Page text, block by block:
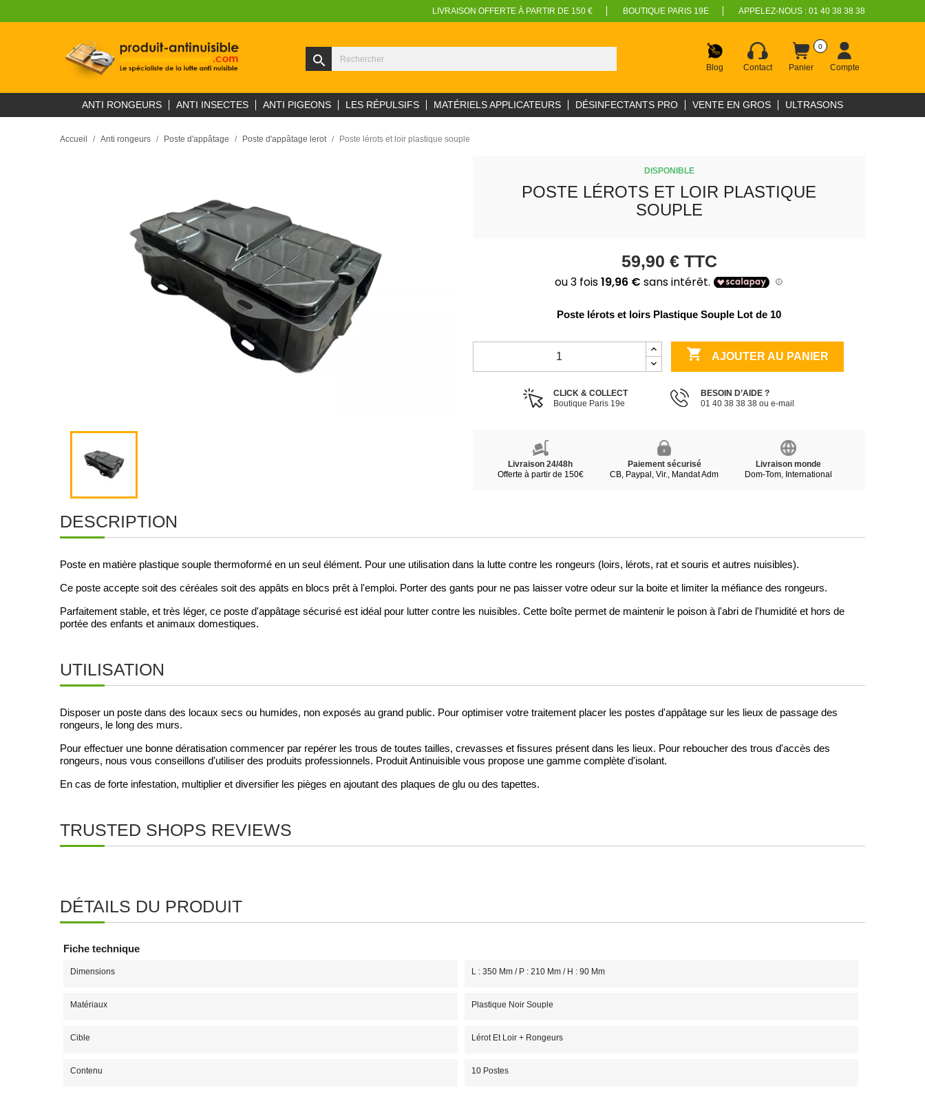
LIVRAISON OFFERTE À PARTIR DE 150 € BOUTIQUE PARIS 19E APPELEZ-NOUS : 01 40 38 38 38
search Blog Contact Panier
0
Compte
ANTI RONGEURS ANTI INSECTES ANTI PIGEONS LES RÉPULSIFS MATÉRIELS APPLICATEURS DÉSINFECTANTS PRO VENTE EN GROS ULTRASONS
Accueil Anti rongeurs Poste d'appâtage Poste d'appâtage lerot Poste lérots et loir plastique souple
DISPONIBLE
POSTE LÉROTS ET LOIR PLASTIQUE
SOUPLE
59,90 € TTC
Poste lérots et loirs Plastique Souple Lot de 10
 AJOUTER AU PANIER
CLICK & COLLECT
Boutique Paris 19e
BESOIN D’AIDE ?
01 40 38 38 38 ou e-mail
Livraison 24/48h
Offerte à partir de 150€
Paiement sécurisé
CB, Paypal, Vir., Mandat Adm
Livraison monde
Dom-Tom, International
DESCRIPTION
Poste en matière plastique souple thermoformé en un seul élément. Pour une utilisation dans la lutte contre les rongeurs (loirs, lérots, rat et souris et autres nuisibles).
Ce poste accepte soit des céréales soit des appâts en blocs prêt à l'emploi. Porter des gants pour ne pas laisser votre odeur sur la boite et limiter la méfiance des rongeurs.
Parfaitement stable, et très léger, ce poste d'appâtage sécurisé est idéal pour lutter contre les nuisibles. Cette boîte permet de maintenir le poison à l'abri de l'humidité et hors de
portée des enfants et animaux domestiques.
UTILISATION
Disposer un poste dans des locaux secs ou humides, non exposés au grand public. Pour optimiser votre traitement placer les postes d'appâtage sur les lieux de passage des
rongeurs, le long des murs.
Pour effectuer une bonne dératisation commencer par repérer les trous de toutes tailles, crevasses et fissures présent dans les lieux. Pour reboucher des trous d'accès des
rongeurs, nous vous conseillons d'utiliser des produits professionnels. Produit Antinuisible vous propose une gamme complète d'isolant.
En cas de forte infestation, multiplier et diversifier les pièges en ajoutant des plaques de glu ou des tapettes.
TRUSTED SHOPS REVIEWS
DÉTAILS DU PRODUIT
Fiche technique
Dimensions L : 350 Mm / P : 210 Mm / H : 90 Mm
Matériaux Plastique Noir Souple
Cible Lérot Et Loir + Rongeurs
Contenu 10 Postes